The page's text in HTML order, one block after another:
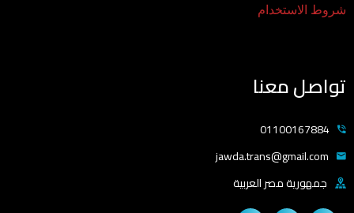
شروط الاستخدام
تواصل معنا
01100167884
jawda.trans@gmail.com
جمهورية مصر العربية